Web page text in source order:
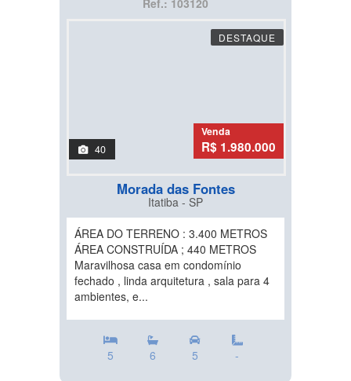
Ref.: 103120
DESTAQUE
40
Venda
R$ 1.980.000
Morada das Fontes
Itatiba - SP
ÁREA DO TERRENO : 3.400 METROS
ÁREA CONSTRUÍDA ; 440 METROS
Maravilhosa casa em condomínio
fechado , linda arquitetura , sala para 4
ambientes, e...
5 6 5 -